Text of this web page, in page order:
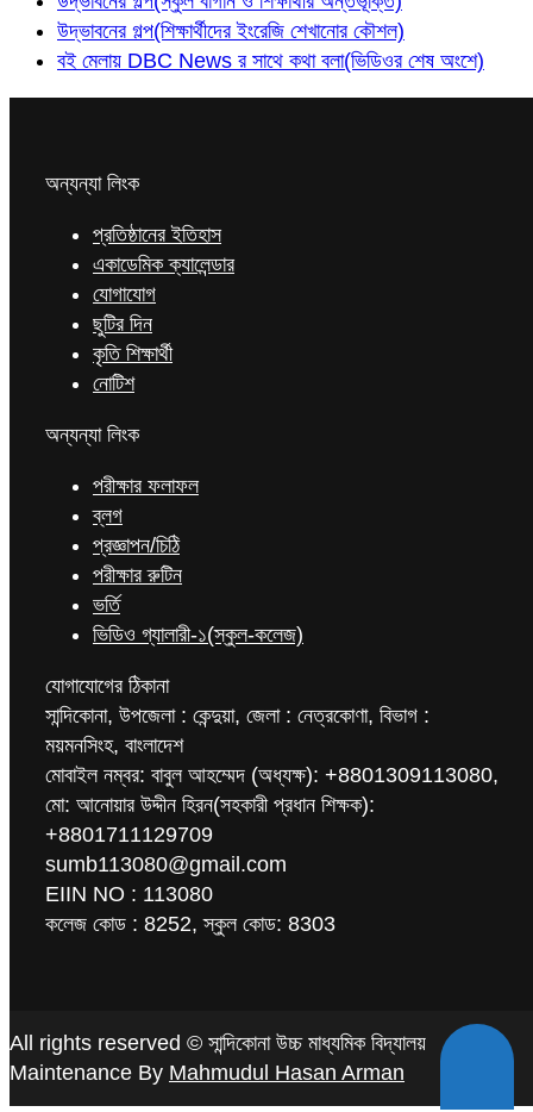
উদ্ভাবনের গল্প(শিক্ষার্থীদের ইংরেজি শেখানোর কৌশল)
বই মেলায় DBC News র সাথে কথা বলা(ভিডিওর শেষ অংশে)
অন্যন্যা লিংক
প্রতিষ্ঠানের ইতিহাস
একাডেমিক ক্যালেন্ডার
যোগাযোগ
ছুটির দিন
কৃতি শিক্ষার্থী
নোটিশ
অন্যন্যা লিংক
পরীক্ষার ফলাফল
ব্লগ
প্রজ্ঞাপন/চিঠি
পরীক্ষার রুটিন
ভর্তি
ভিডিও গ্যালারী-১(স্কুল-কলেজ)
যোগাযোগের ঠিকানা
সান্দিকোনা, উপজেলা : কেন্দুয়া, জেলা : নেত্রকোণা, বিভাগ :
ময়মনসিংহ, বাংলাদেশ
মোবাইল নম্বর: বাবুল আহম্মেদ (অধ্যক্ষ): +8801309113080,
মো: আনোয়ার উদ্দীন হিরন(সহকারী প্রধান শিক্ষক):
+8801711129709
sumb113080@gmail.com
EIIN NO : 113080
কলেজ কোড : 8252, স্কুল কোড: 8303
All rights reserved © সান্দিকোনা উচ্চ মাধ্যমিক বিদ্যালয়
Maintenance By Mahmudul Hasan Arman